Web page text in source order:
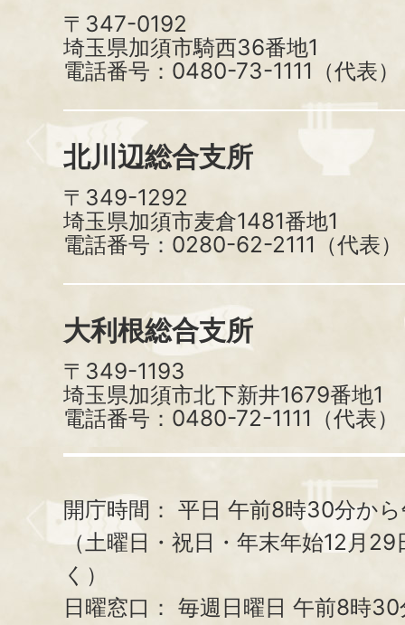
〒347-0192
埼玉県加須市騎西36番地1
電話番号：0480-73-1111（代表）
北川辺総合支所
〒349-1292
埼玉県加須市麦倉1481番地1
電話番号：0280-62-2111（代表）
大利根総合支所
〒349-1193
埼玉県加須市北下新井1679番地1
電話番号：0480-72-1111（代表）
開庁時間： 平日 午前8時30分か
（土曜日・祝日・年末年始12月
く）
日曜窓口： 毎週日曜日 午前8時